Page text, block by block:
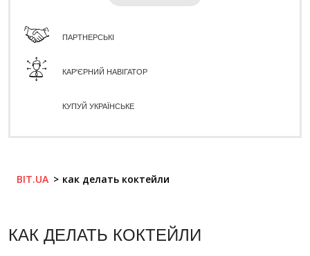
ПАРТНЕРСЬКІ
КАР'ЄРНИЙ НАВІГАТОР
КУПУЙ УКРАЇНСЬКЕ
BIT.UA как делать коктейли
КАК ДЕЛАТЬ КОКТЕЙЛИ